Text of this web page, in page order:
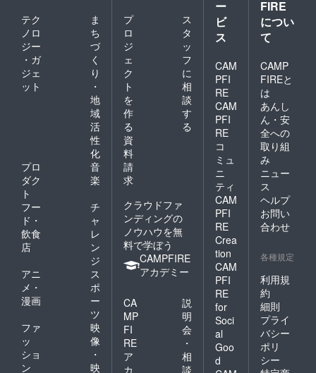
テク
ノロ
ジー
・ガ
ジェ
ット
ま
ち
づ
く
り
・
地
域
活
性
化
プロ
ダク
ト
音
楽
フー
ド・
飲食
店
チ
ャ
レ
ン
ジ
アニ
メ・
漫画
ス
ポ
ー
ツ
ファ
ッ
ショ
ン
映
像
・
映
プ
ロ
ジ
ェ
ク
ト
を
作
る
ス
タ
ッ
フ
に
相
談
す
る
資
料
請
求
クラウドファ
ンディングの
ノウハウを無
料で学ぼう
CAMPFIRE
アカデミー
CA
MP
FI
RE
ア
カ
説
明
会
・
相
談
ー
ビ
ス
CAM
PFI
RE
CAM
PFI
RE
コ
ミュ
ニ
ティ
CAM
PFI
RE
Crea
tion
CAM
PFI
RE
for
Soci
al
Goo
d
FIRE
につい
て
CAMP
FIREと
は
あんし
ん・安
全への
取り組
み
ニュー
ス
ヘルプ
お問い
合わせ
各種規定
利用規
約
細則
プライ
バシー
ポリ
シー